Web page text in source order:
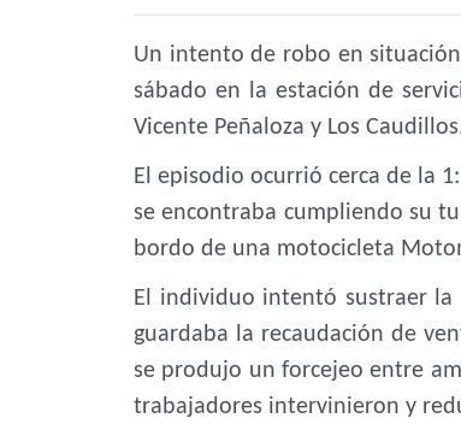
Un intento de robo en
sábado en la estación de
Vicente Peñaloza y Los
El episodio ocurrió cerca de la
se encontraba cumpliendo su
bordo de una motocicleta
El individuo intentó sustraer
guardaba la recaudación de
se produjo un forcejeo entre
trabajadores intervinieron y